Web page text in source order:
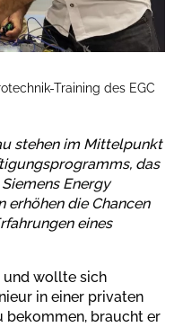
Training des EGC
stehen im Mittelpunkt
das
Energy
die Chancen
eines
und wollte sich
in einer privaten
bekommen, braucht er